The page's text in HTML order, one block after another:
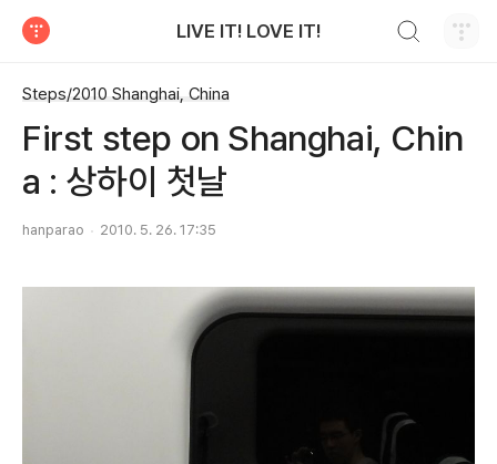
LIVE IT! LOVE IT!
Steps/2010 Shanghai, China
First step on Shanghai, Chin
a : 상하이 첫날
hanparao 2010. 5. 26. 17:35